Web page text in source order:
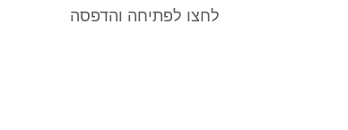
לחצו לפתיחה והדפסה